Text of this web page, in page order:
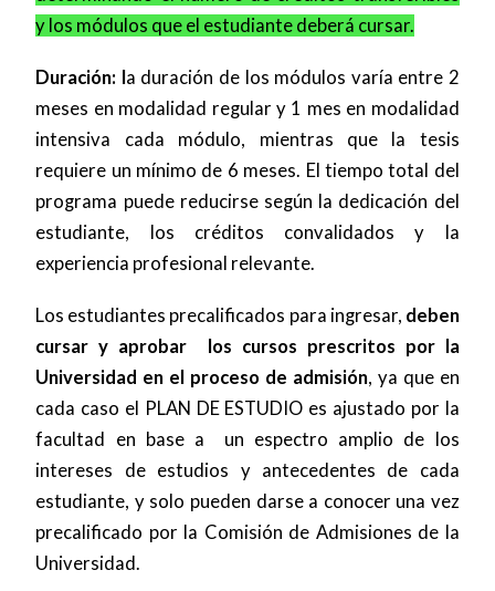
y los módulos que el estudiante deberá cursar.
Duración: l a duración de los módulos varía entre 2
meses en modalidad regular y 1 mes en modalidad
intensiva cada módulo, mientras que la tesis
requiere un mínimo de 6 meses. El tiempo total del
programa puede reducirse según la dedicación del
estudiante, los créditos convalidados y la
experiencia profesional relevante.
Los estudiantes precalificados para ingresar, deben
cursar y aprobar los cursos prescritos por la
Universidad en el proceso de admisión, ya que en
cada caso el PLAN DE ESTUDIO es ajustado por la
facultad en base a un espectro amplio de los
intereses de estudios y antecedentes de cada
estudiante, y solo pueden darse a conocer una vez
precalificado por la Comisión de Admisiones de la
Universidad.